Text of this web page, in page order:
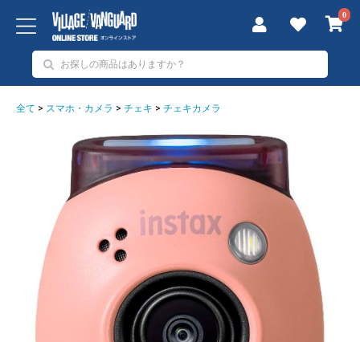
0
全て > スマホ・カメラ > チェキ > チェキカメラ